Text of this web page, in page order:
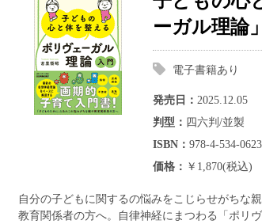
ーガル理論
電子書籍あり
発売日 2025.12.05
判型
四六判/並製
ISBN
978-4-534-
価格
￥1,870(税込)
自分の子どもに関するの悩みをこじらせがちな
教育関係者の方へ。自律神経にまつわる「ポリ